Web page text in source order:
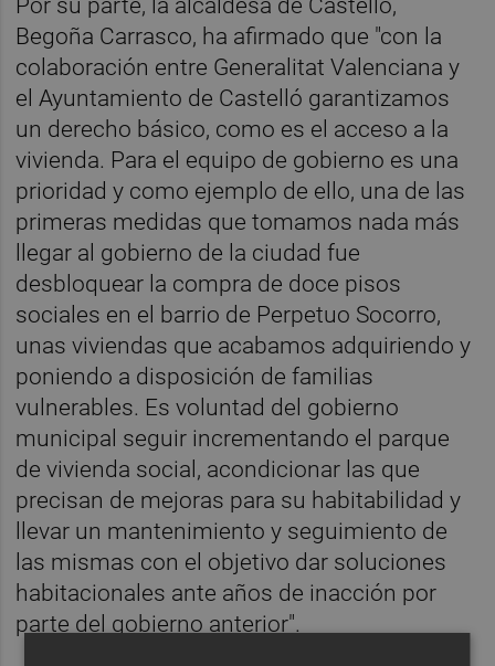
Por su parte, la alcaldesa de Castelló,
Begoña Carrasco, ha afirmado que "con la
colaboración entre Generalitat Valenciana y
el Ayuntamiento de Castelló garantizamos
un derecho básico, como es el acceso a la
vivienda. Para el equipo de gobierno es una
prioridad y como ejemplo de ello, una de las
primeras medidas que tomamos nada más
llegar al gobierno de la ciudad fue
desbloquear la compra de doce pisos
sociales en el barrio de Perpetuo Socorro,
unas viviendas que acabamos adquiriendo y
poniendo a disposición de familias
vulnerables. Es voluntad del gobierno
municipal seguir incrementando el parque
de vivienda social, acondicionar las que
precisan de mejoras para su habitabilidad y
llevar un mantenimiento y seguimiento de
las mismas con el objetivo dar soluciones
habitacionales ante años de inacción por
parte del gobierno anterior".